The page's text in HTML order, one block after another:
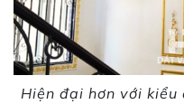
Hiện đại hơn với